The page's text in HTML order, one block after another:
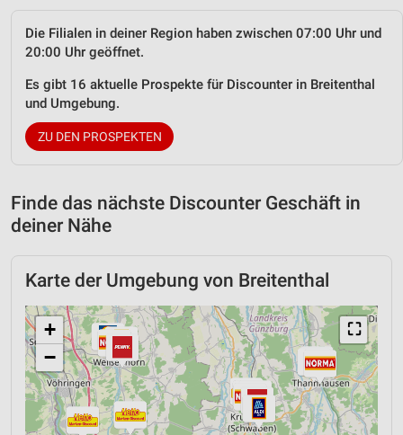
Die Filialen in deiner Region haben zwischen 07:00 Uhr und
20:00 Uhr geöffnet.
Es gibt 16 aktuelle Prospekte für Discounter in Breitenthal
und Umgebung.
ZU DEN PROSPEKTEN
Finde das nächste Discounter Geschäft in
deiner Nähe
Karte der Umgebung von Breitenthal
⛶
+
−